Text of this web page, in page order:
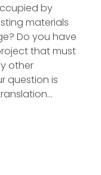
by
materials
Do you have
that must
other
question is